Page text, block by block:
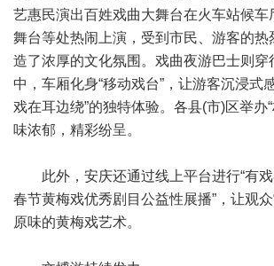
艺惠民演出百姓戏曲大舞台在火车站候车
舞台等处热闹上演，受到市民、游客的热
造了浓厚的文化氛围。戏曲夜游巴士则穿
中，车厢化身“移动戏台”，让游客沉浸式
戏在耳边绕”的独特体验。各县(市)区举办
味浓郁，精彩纷呈。
此外，安庆还通过线上平台进行“有
春节黄梅戏优秀剧目公益性展播”，让观
原味的黄梅戏艺术。